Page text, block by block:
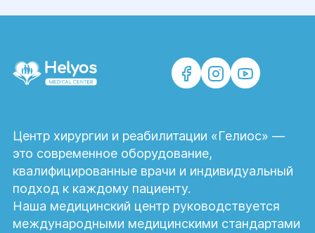
Центр хирургии и реабилитации «Гелиос» —
это современное оборудование,
квалифицированные врачи и индивидуальный
подход к каждому пациенту.
Наша медицинский центр руководствуется
международными медицинскими стандартами